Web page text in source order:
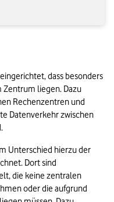
dass besonders
liegen. Dazu
Rechenzentren und
Datenverkehr zwischen
Unterschied hierzu der
Dort sind
die keine zentralen
oder die aufgrund